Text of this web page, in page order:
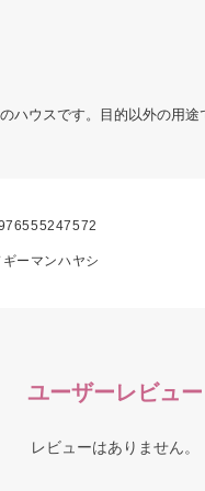
ギーマンハヤシ
ハウスです。目的以外の用途
ユーザーレビュー
レビューはありません。